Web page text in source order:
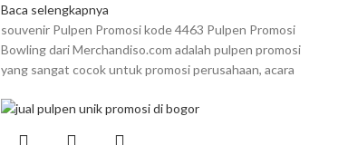
Baca selengkapnya
souvenir Pulpen Promosi kode 4463 Pulpen Promosi
Bowling dari Merchandiso.com adalah pulpen promosi
yang sangat cocok untuk promosi perusahaan, acara